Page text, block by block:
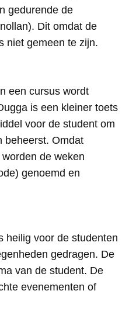
gedurende de
Dit omdat de
niet gemeen te zijn.
een cursus wordt
is een kleiner toets
voor de student om
beheerst. Omdat
de weken
genoemd en
heilig voor de studenten
gedragen. De
van de student. De
evenementen of